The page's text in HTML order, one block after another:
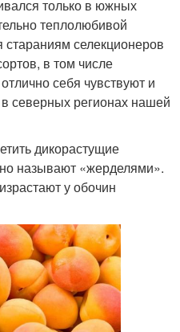
только в южных
теплолюбивой
стараниям селекционеров
в том числе
себя чувствуют и
северных регионах нашей
дикорастущие
называют «жерделями».
у обочин